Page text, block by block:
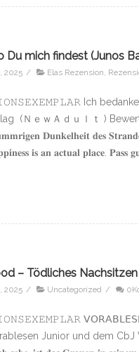
Du mich findest (Junos
2025 / Elas Rezension,
Ich bedanke
(ＮｅｗＡｄｕｌｔ )
𝐃𝐮𝐧𝐤𝐞𝐥𝐡𝐞𝐢𝐭 𝐝𝐞𝐬
𝐢𝐬 𝐚𝐧 𝐚𝐜𝐭𝐮𝐚𝐥 𝐩𝐥𝐚𝐜𝐞. 𝐏𝐚𝐬𝐬
– Tödliches Nachsitzen
2025 / Uncategorized /
𝖵𝖮𝖱𝖠𝖡𝖫𝖤𝖲𝖤𝖭
Junior und dem